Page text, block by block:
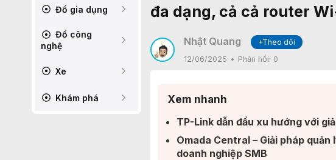
Đồ gia dụng
Đồ công
nghệ
Xe
Khám phá
đa dạng, cả cả router
Nhật Quang
+Theo dõi
12/06/2025
Phản hồi: 0
Xem nhanh
TP-Link dẫn đầu xu hướng với
Omada Central – Giải pháp
doanh nghiệp SMB​